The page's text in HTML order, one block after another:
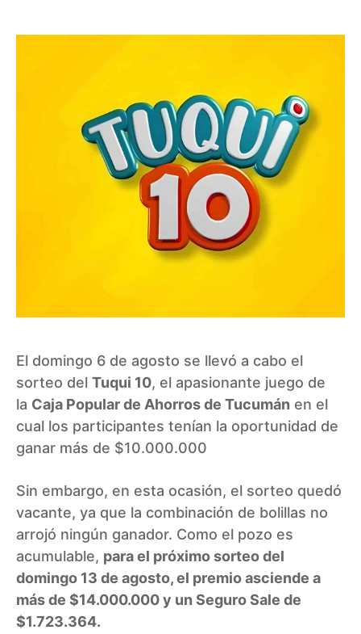
El domingo 6 de agosto se llevó a cabo el
sorteo del Tuqui 10, el apasionante juego de
la Caja Popular de Ahorros de Tucumán en el
cual los participantes tenían la oportunidad de
ganar más de $10.000.000
Sin embargo, en esta ocasión, el sorteo quedó
vacante, ya que la combinación de bolillas no
arrojó ningún ganador. Como el pozo es
acumulable, para el próximo sorteo del
domingo 13 de agosto, el premio asciende a
más de $14.000.000 y un Seguro Sale de
$1.723.364.